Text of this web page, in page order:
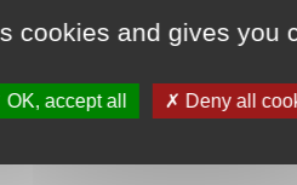
cookies and gives you
OK, accept all Deny all